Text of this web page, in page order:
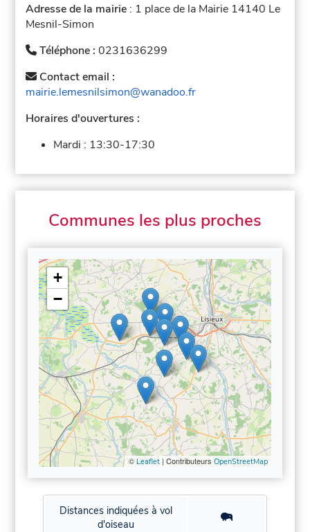
Adresse de la mairie : 1 place de la Mairie 14140 Le
Mesnil-Simon
Téléphone :0231636299
Contact email :
mairie.lemesnilsimon@wanadoo.fr
Horaires d'ouvertures :
Mardi : 13:30-17:30
Communes les plus proches
+
−
© Leaflet| Contributeurs OpenStreetMap
Distances indiquées à vol
d'oiseau